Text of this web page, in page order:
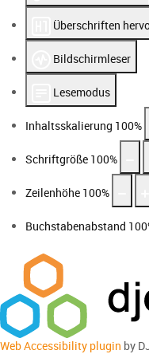
Überschriften
Bildschirmleser
Lesemodus
Inhaltsskalierung 100%
Schriftgröße 100%
Zeilenhöhe 100%
Buchstabenabstand 100
Web Accessibility plugin by